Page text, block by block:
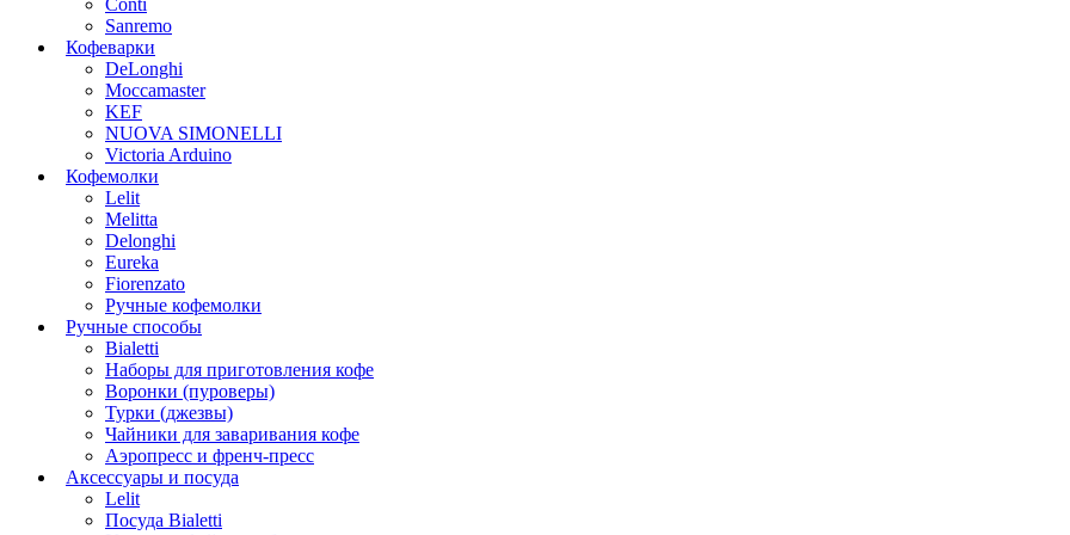
Conti
Sanremo
Кофеварки
DeLonghi
Moccamaster
KEF
NUOVA SIMONELLI
Victoria Arduino
Кофемолки
Lelit
Melitta
Delonghi
Eureka
Fiorenzato
Ручные кофемолки
Ручные способы
Bialetti
Наборы для приготовления кофе
Воронки (пуроверы)
Турки (джезвы)
Чайники для заваривания кофе
Аэропресс и френч-пресс
Аксессуары и посуда
Lelit
Посуда Bialetti